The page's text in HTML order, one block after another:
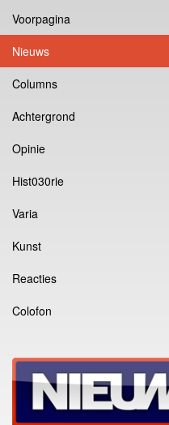
Voorpagina
Nieuws
Columns
Achtergrond
Opinie
Hist030rie
Varia
Kunst
Reacties
Colofon